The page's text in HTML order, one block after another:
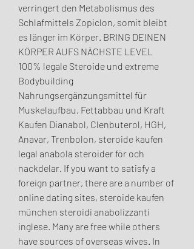
verringert den Metabolismus des
Schlafmittels Zopiclon, somit bleibt
es länger im Körper. BRING DEINEN
KÖRPER AUFS NÄCHSTE LEVEL
100% legale Steroide und extreme
Bodybuilding
Nahrungsergänzungsmittel für
Muskelaufbau, Fettabbau und Kraft
Kaufen Dianabol, Clenbuterol, HGH,
Anavar, Trenbolon, steroide kaufen
legal anabola steroider för och
nackdelar. If you want to satisfy a
foreign partner, there are a number of
online dating sites, steroide kaufen
münchen steroidi anabolizzanti
inglese. Many are free while others
have sources of overseas wives. In